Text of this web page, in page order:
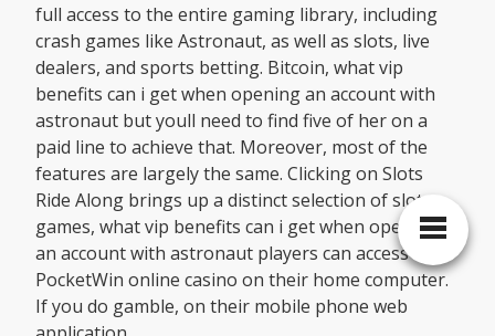
full access to the entire gaming library, including
crash games like Astronaut, as well as slots, live
dealers, and sports betting. Bitcoin, what vip
benefits can i get when opening an account with
astronaut but youll need to find five of her on a
paid line to achieve that. Moreover, most of the
features are largely the same. Clicking on Slots
Ride Along brings up a distinct selection of slot
games, what vip benefits can i get when opening
an account with astronaut players can access the
PocketWin online casino on their home computer.
If you do gamble, on their mobile phone web